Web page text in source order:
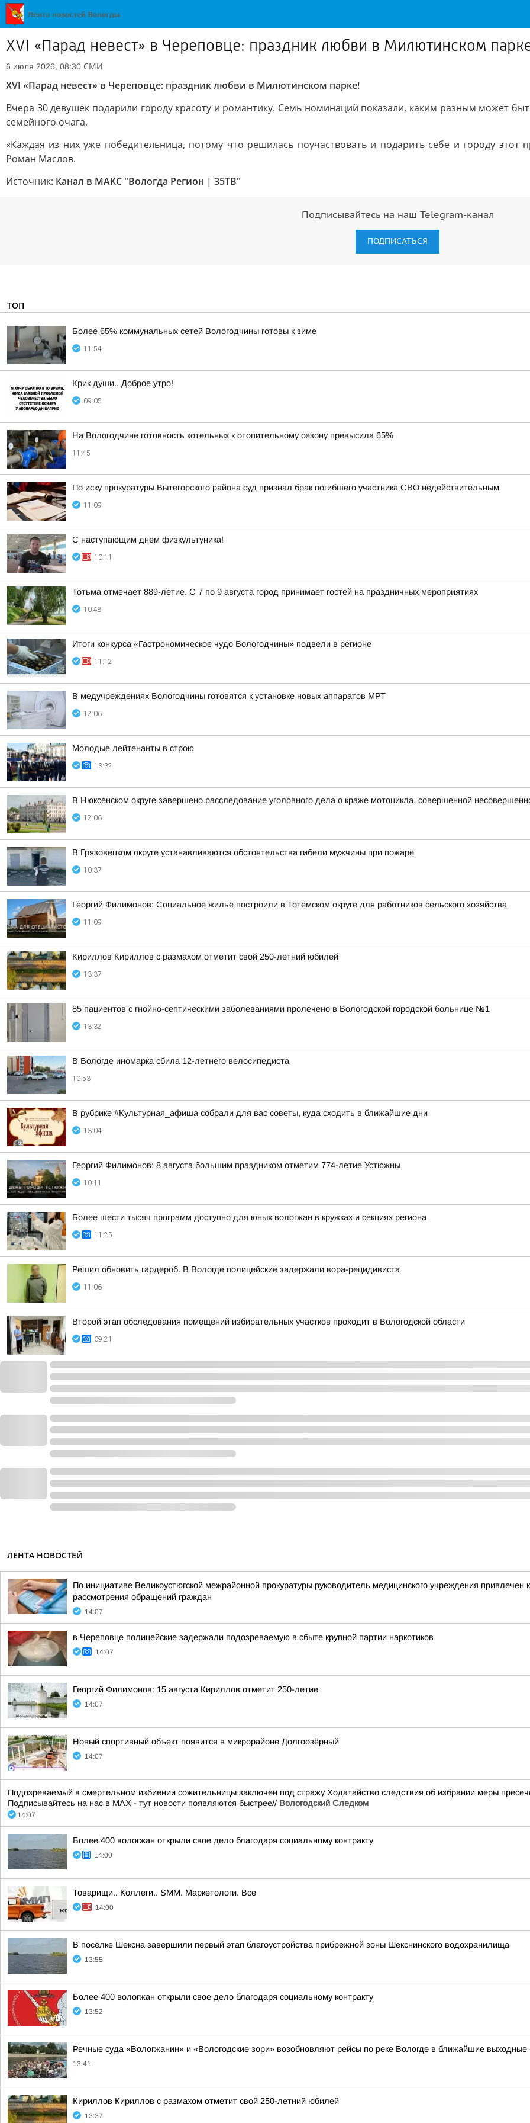
XVI «Парад невест» в Череповце: праздник любви в Милютинском
6 июля 2026, 08:30 СМИ
XVI «Парад невест» в Череповце: праздник любви в Милютинском парке!
Вчера 30 девушек подарили городу красоту и романтику. Семь номинаций показали, каким разным может
семейного очага.
«Каждая из них уже победительница, потому что решилась поучаствовать и подарить себе и городу этот
Роман Маслов.
Источник: Канал в МАКС "Вологда Регион | 35ТВ"
Подписывайтесь на наш Telegram-канал
ПОДПИСАТЬСЯ
ТОП
Более 65% коммунальных сетей Вологодчины готовы к зиме
11:54
Крик души.. Доброе утро!
09:05
На Вологодчине готовность котельных к отопительному сезону превысила 65%
11:45
По иску прокуратуры Вытегорского района суд признал брак погибшего участника СВО недействительным
11:09
С наступающим днем физкультуника!
10:11
Тотьма отмечает 889-летие. С 7 по 9 августа город принимает гостей на праздничных мероприятиях
10:48
Итоги конкурса «Гастрономическое чудо Вологодчины» подвели в регионе
11:12
В медучреждениях Вологодчины готовятся к установке новых аппаратов МРТ
12:06
Молодые лейтенанты в строю
13:32
В Нюксенском округе завершено расследование уголовного дела о краже мотоцикла, совершенной
12:06
В Грязовецком округе устанавливаются обстоятельства гибели мужчины при пожаре
10:37
Георгий Филимонов: Социальное жильё построили в Тотемском округе для работников сельского хозяйства
11:09
Кириллов Кириллов с размахом отметит свой 250-летний юбилей
13:37
85 пациентов с гнойно-септическими заболеваниями пролечено в Вологодской городской больнице №1
13:32
В Вологде иномарка сбила 12-летнего велосипедиста
10:53
В рубрике #Культурная_афиша собрали для вас советы, куда сходить в ближайшие дни
13:04
Георгий Филимонов: 8 августа большим праздником отметим 774-летие Устюжны
10:11
Более шести тысяч программ доступно для юных вологжан в кружках и секциях региона
11:25
Решил обновить гардероб. В Вологде полицейские задержали вора-рецидивиста
11:06
Второй этап обследования помещений избирательных участков проходит в Вологодской области
09:21
ЛЕНТА НОВОСТЕЙ
По инициативе Великоустюгской межрайонной прокуратуры руководитель медицинского учреждения привлечен
рассмотрения обращений граждан
14:07
в Череповце полицейские задержали подозреваемую в сбыте крупной партии наркотиков
14:07
Георгий Филимонов: 15 августа Кириллов отметит 250-летие
14:07
Новый спортивный объект появится в микрорайоне Долгоозёрный
14:07
Подозреваемый в смертельном избиении сожительницы заключен под стражу Ходатайство следствия об избрании меры
Подписывайтесь на нас в MAX - тут новости появляются быстрее// Вологодский Следком
14:07
Более 400 вологжан открыли свое дело благодаря социальному контракту
14:00
Товарищи.. Коллеги.. SMM. Маркетологи. Все
14:00
В посёлке Шексна завершили первый этап благоустройства прибрежной зоны Шекснинского водохранилища
13:55
Более 400 вологжан открыли свое дело благодаря социальному контракту
13:52
Речные суда «Вологжанин» и «Вологодские зори» возобновляют рейсы по реке Вологде в ближайшие выходные
13:41
Кириллов Кириллов с размахом отметит свой 250-летний юбилей
13:37